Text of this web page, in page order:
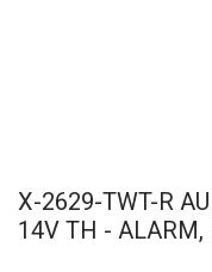
X-2629-TWT-R
14V TH - ALARM,